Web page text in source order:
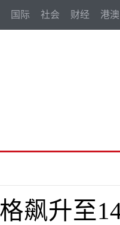
国际 社会 财经 港澳
飙升至